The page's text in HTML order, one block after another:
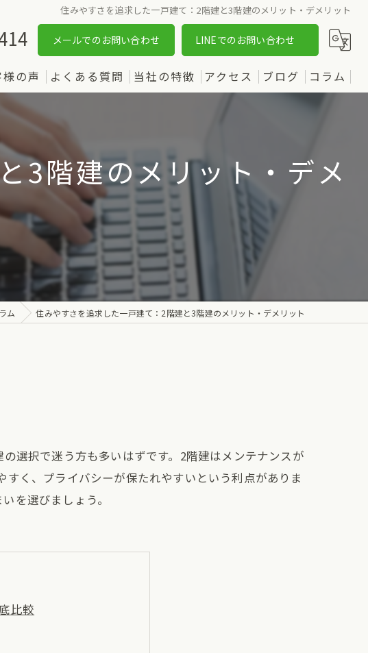
住みやすさを追求した一戸建て：2階建と3階建のメリット・デメリット
メールでのお問い合わせ LINEでのお問い合わせ
の声 よくある質問 当社の特徴
土地
新築
中古
アクセス ブログ コラム
3階建のメリット・デメ
ム 住みやすさを追求した一戸建て：2階建と3階建のメリット・デメリット
選択で迷う方も多いはずです。2階建はメンテナンスが
く、プライバシーが保たれやすいという利点がありま
を選びましょう。
比較